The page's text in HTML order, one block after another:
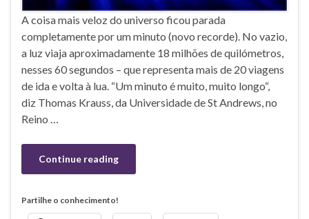
A coisa mais veloz do universo ficou parada
completamente por um minuto (novo recorde). No vazio,
a luz viaja aproximadamente 18 milhões de quilómetros,
nesses 60 segundos – que representa mais de 20 viagens
de ida e volta à lua. “Um minuto é muito, muito longo“,
diz Thomas Krauss, da Universidade de St Andrews, no
Reino …
Continue reading
Partilhe o conhecimento!